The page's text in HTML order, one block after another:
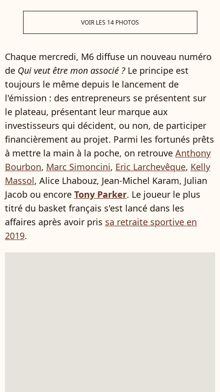
VOIR LES 14 PHOTOS
Chaque mercredi, M6 diffuse un nouveau numéro
de Qui veut être mon associé ? Le principe est
toujours le même depuis le lancement de
l'émission : des entrepreneurs se présentent sur
le plateau, présentant leur marque aux
investisseurs qui décident, ou non, de participer
financièrement au projet. Parmi les fortunés prêts
à mettre la main à la poche, on retrouve Anthony
Bourbon, Marc Simoncini, Eric Larchevêque, Kelly
Massol, Alice Lhabouz, Jean-Michel Karam, Julian
Jacob ou encore Tony Parker. Le joueur le plus
titré du basket français s'est lancé dans les
affaires après avoir pris sa retraite sportive en
2019.